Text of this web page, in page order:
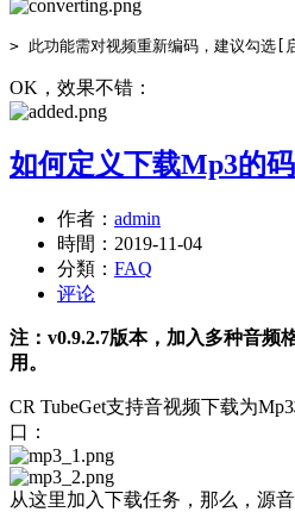
OK，效果不错：
如何定义下载Mp3的
作者： admin
時間： 2019-11-04
分類： FAQ
评论
注：v0.9.2.7版本，加入多种音频
用。
CR TubeGet支持音视频下载为
口：
从这里加入下载任务，那么，源